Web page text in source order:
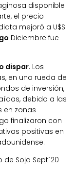
disponible
el precio
mejoró a U$S
Diciembre fue
dispar. Los
en una rueda de
de inversión,
debido a las
en zonas
finalizaron con
positivas en
Soja Sept´20